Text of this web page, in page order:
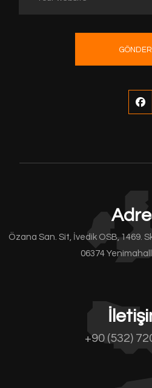
GÖNDER
Özana San. Sit, İvedik OSB, 1469.
06374
+90 (532)